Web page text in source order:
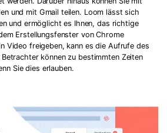
und mit Gmail teilen. Loom lässt sich
und ermöglicht es Ihnen, das richtige
Erstellungsfenster von Chrome
Video freigeben, kann es die Aufrufe des
können zu bestimmten Zeiten
Sie dies erlauben.